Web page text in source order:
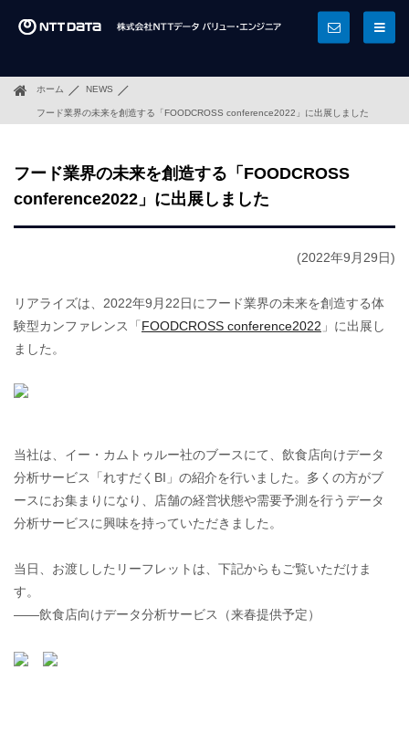
ホーム NEWS
フード業界の未来を創造する「FOODCROSS conference2022」に出展しました
フード業界の未来を創造する「FOODCROSS
conference2022」に出展しました
(2022年9月29日)
リアライズは、2022年9月22日にフード業界の未来を創造する体
験型カンファレンス「 FOODCROSS conference2022 」に出展し
ました。
当社は、イー・カムトゥルー社のブースにて、飲食店向けデータ
分析サービス「れすだくBI」の紹介を行いました。多くの方がブ
ースにお集まりになり、店舗の経営状態や需要予測を行うデータ
分析サービスに興味を持っていただきました。
当日、お渡ししたリーフレットは、下記からもご覧いただけま
す。
――飲食店向けデータ分析サービス（来春提供予定）